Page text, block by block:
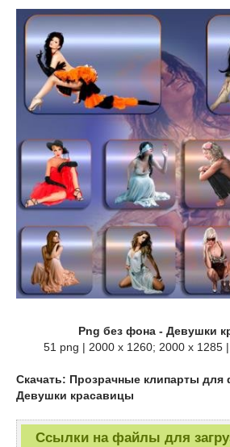
Png без фона - Девушки
51 png | 2000 x 1260; 2000 х 1285
Скачать: Прозрачные клипарты для
Девушки красавицы
Ссылки на файлы для